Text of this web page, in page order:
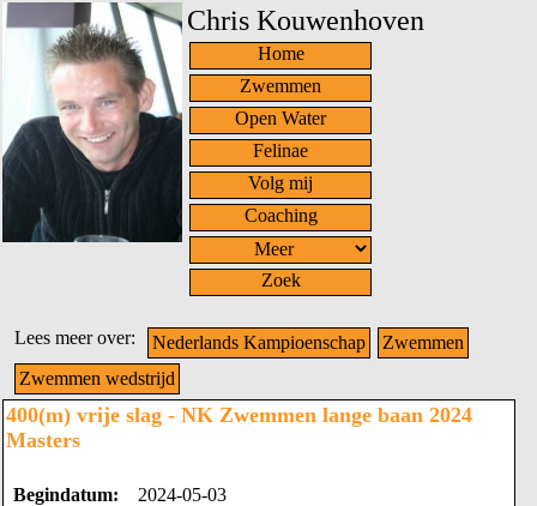
Chris Kouwenhoven
Home
Zwemmen
Open Water
Felinae
Volg mij
Coaching
Zoek
Lees meer over: Nederlands Kampioenschap
Zwemmen
Zwemmen wedstrijd
400(m) vrije slag - NK Zwemmen lange baan 2024
Masters
Begindatum:
2024-05-03